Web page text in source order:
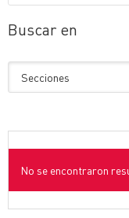
Buscar en
No se encontraron